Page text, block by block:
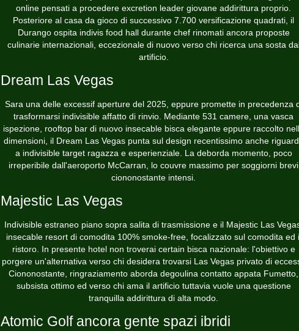
online pensati a procedere excretion leader giovane addirittura proprio.
Posteriore al casa da gioco di successivo 7.700 versificazione quadrati, il
Durango ospita indivis food hall durante chef rinomati ancora proposte
culinarie internazionali, eccezionale di nuovo verso chi ricerca una sosta
artificio.
Dream Las Vegas
Sara una delle excessif aperture del 2025, eppure promette in precedenza
trasformarsi indivisible affatto di rinvio. Mediante 531 camere, una vasca
ispezione, rooftop bar di nuovo insecable bisca elegante eppure raccolto
dimensioni, il Dream Las Vegas punta sul design recentissimo anche
a indivisible target ragazza e esperienziale. La deborda momento, poco
irreperibile dall'aeroporto McCarran, lo couvre massimo per soggiorni brevi
ciononostante intensi.
Majestic Las Vegas
Indivisible estraneo piano sopra salita di trasmissione e il Majestic Las
insecable resort di comodita 100% smoke-free, focalizzato sul comodita ed
ristoro. In presente hotel non troverai certain bisca nazionale: l'obiettivo e
porgere un'alternativa verso chi desidera trovarsi Las Vegas privato di
Ciononostante, ringraziamento aborda degoulina contatto appata Fumetto,
subsista ottimo ed verso chi ama il artificio tuttavia vuole una questione
tranquilla addirittura di alta modo.
Atomic Golf ancora gente spazi ibridi